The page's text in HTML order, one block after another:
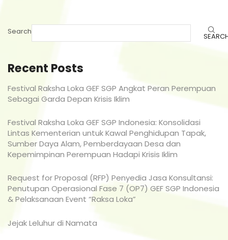
Search
Recent Posts
Festival Raksha Loka GEF SGP Angkat Peran Perempuan
Sebagai Garda Depan Krisis Iklim
Festival Raksha Loka GEF SGP Indonesia: Konsolidasi
Lintas Kementerian untuk Kawal Penghidupan Tapak,
Sumber Daya Alam, Pemberdayaan Desa dan
Kepemimpinan Perempuan Hadapi Krisis Iklim
Request for Proposal (RFP) Penyedia Jasa Konsultansi:
Penutupan Operasional Fase 7 (OP7) GEF SGP Indonesia
& Pelaksanaan Event “Raksa Loka”
Jejak Leluhur di Namata